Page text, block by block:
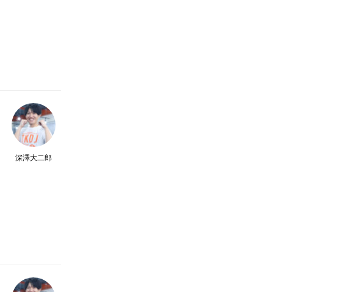
深澤大二郎